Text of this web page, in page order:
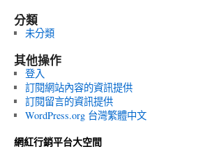
分類
未分類
其他操作
登入
訂閱網站內容的資訊提供
訂閱留言的資訊提供
WordPress.org 台灣繁體中文
網紅行銷平台大空間